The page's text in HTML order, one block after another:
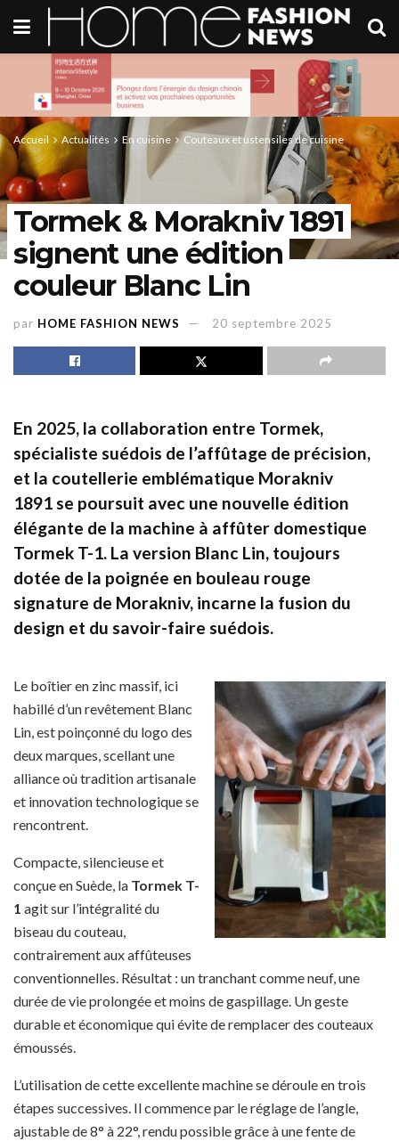
Accueil Actualités En cuisine Couteaux et ustensiles de cuisine
Tormek & Morakniv 1891
signent une édition
couleur Blanc Lin
par HOME FASHION NEWS 20 septembre 2025
En 2025, la collaboration entre Tormek,
spécialiste suédois de l’affûtage de précision,
et la coutellerie emblématique Morakniv
1891se poursuit avec une nouvelle édition
élégante de la machine à affûter domestique
Tormek T-1. La version Blanc Lin, toujours
dotée de la poignée en bouleau rouge
signature de Morakniv, incarne la fusion du
design et du savoir-faire suédois.
Le boîtier en zinc massif, ici
habillé d’un revêtement Blanc
Lin, est poinçonné du logo des
deux marques, scellant une
alliance où tradition artisanale
et innovation technologique se
rencontrent.
Compacte, silencieuse et
conçue en Suède, la Tormek T-
1 agit sur l’intégralité du
biseau du couteau,
contrairement aux affûteuses
conventionnelles. Résultat : un tranchant comme neuf, une
durée de vie prolongée et moins de gaspillage. Un geste
durable et économique qui évite de remplacer des couteaux
émoussés.
L’utilisation de cette excellente machine se déroule en trois
étapes successives. Il commence par le réglage de l’angle,
ajustable de 8° à 22°, rendu possible grâce à une fente de